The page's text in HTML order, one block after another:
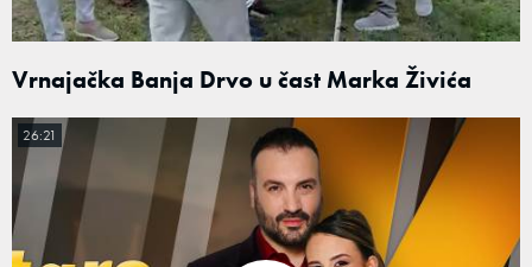
Vrnajačka Banja Drvo u čast Marka Živića
26:21